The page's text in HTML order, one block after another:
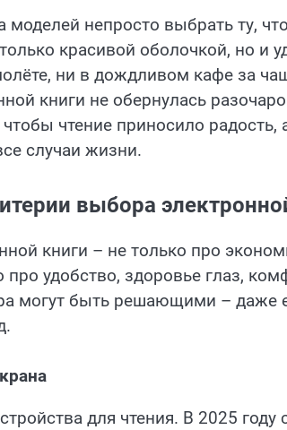
моделей непросто выбрать ту,
красивой оболочкой, но
ни в дождливом кафе за
книги не обернулась
чтение приносило
случаи жизни.
выбора
книги – не только про
про удобство, здоровье глаз,
могут быть решающими – даже
для чтения. В 2025